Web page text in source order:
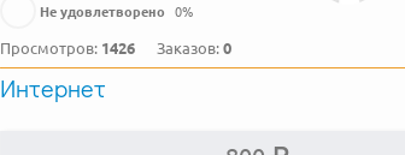
Не удовлетворено 0%
Просмотров: 1426 Заказов:0
Интернет